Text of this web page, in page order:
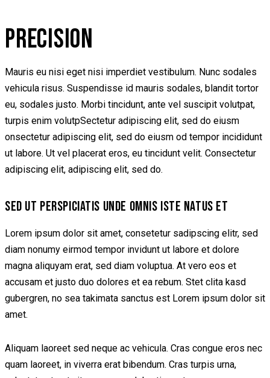
PRECISION
Mauris eu nisi eget nisi imperdiet vestibulum. Nunc sodales
vehicula risus. Suspendisse id mauris sodales, blandit tortor
eu, sodales justo. Morbi tincidunt, ante vel suscipit volutpat,
turpis enim volutpSectetur adipiscing elit, sed do eiusm
onsectetur adipiscing elit, sed do eiusm od tempor incididunt
ut labore. Ut vel placerat eros, eu tincidunt velit. Consectetur
adipiscing elit, adipiscing elit, sed do.
SED UT PERSPICIATIS UNDE OMNIS ISTE NATUS ET
Lorem ipsum dolor sit amet, consetetur sadipscing elitr, sed
diam nonumy eirmod tempor invidunt ut labore et dolore
magna aliquyam erat, sed diam voluptua. At vero eos et
accusam et justo duo dolores et ea rebum. Stet clita kasd
gubergren, no sea takimata sanctus est Lorem ipsum dolor sit
amet.
Aliquam laoreet sed neque ac vehicula. Cras congue eros nec
quam laoreet, in viverra erat bibendum. Cras turpis urna,